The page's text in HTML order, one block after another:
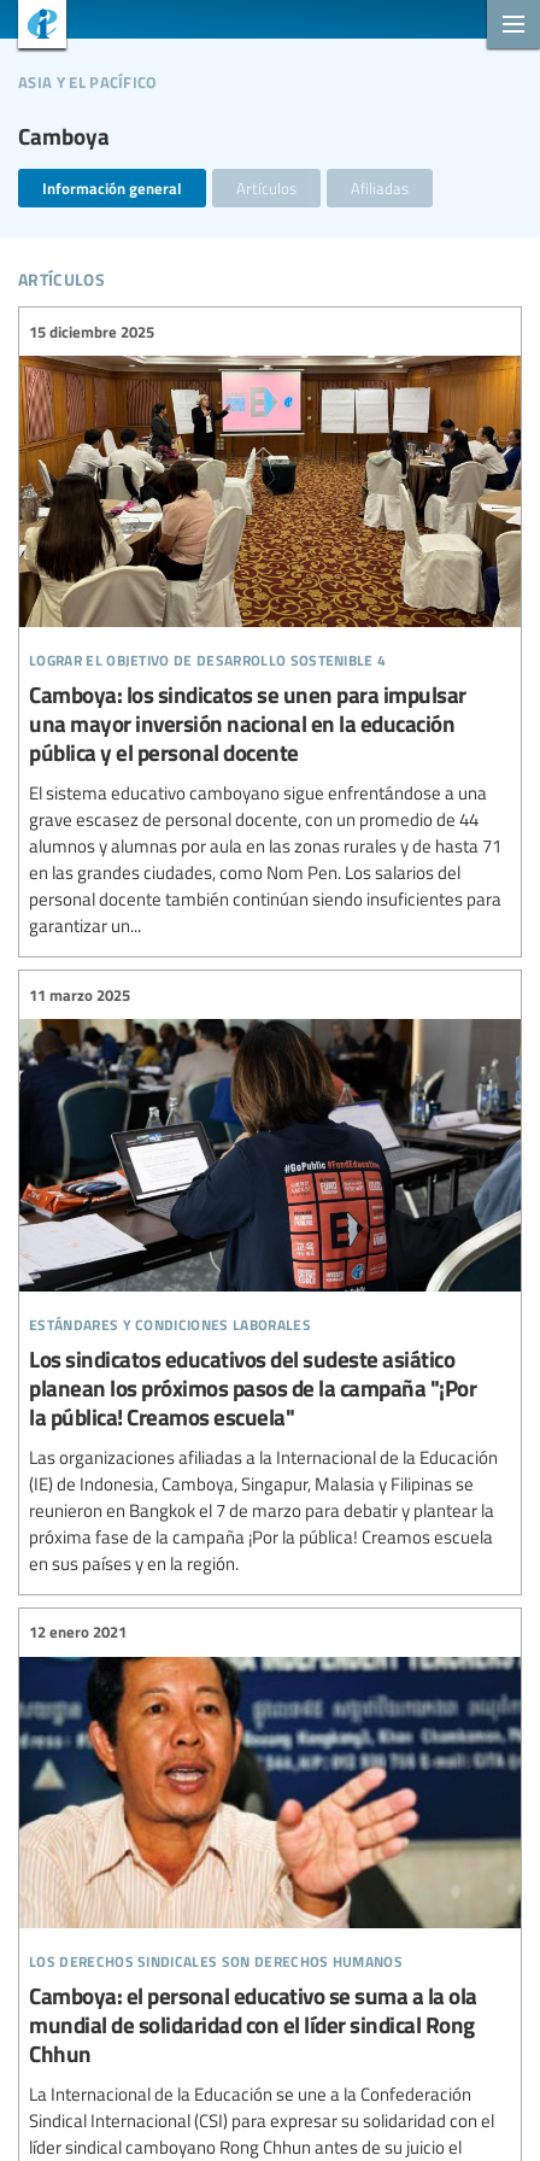
Camboya
asia y el pacífico
Información general Artículos Afiliadas
artículos
lograr el objetivo de desarrollo sostenible 4
15 diciembre 2025
Camboya: los sindicatos se unen para impulsar
una mayor inversión nacional en la educación
pública y el personal docente
El sistema educativo camboyano sigue enfrentándose a una
grave escasez de personal docente, con un promedio de 44
alumnos y alumnas por aula en las zonas rurales y de hasta 71
en las grandes ciudades, como Nom Pen. Los salarios del
personal docente también continúan siendo insuficientes para
garantizar un...
estándares y condiciones laborales
11 marzo 2025
Los sindicatos educativos del sudeste asiático
planean los próximos pasos de la campaña "¡Por
la pública! Creamos escuela"
Las organizaciones afiliadas a la Internacional de la Educación
(IE) de Indonesia, Camboya, Singapur, Malasia y Filipinas se
reunieron en Bangkok el 7 de marzo para debatir y plantear la
próxima fase de la campaña ¡Por la pública! Creamos escuela
en sus países y en la región.
los derechos sindicales son derechos humanos
12 enero 2021
Camboya: el personal educativo se suma a la ola
mundial de solidaridad con el líder sindical Rong
Chhun
La Internacional de la Educación se une a la Confederación
Sindical Internacional (CSI) para expresar su solidaridad con el
líder sindical camboyano Rong Chhun antes de su juicio el